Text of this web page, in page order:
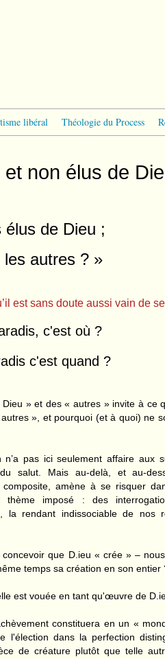
libéral Théologie du Process
non élus de
élus de Dieu ;
autres ? »
est sans doute aussi vain de
c'est où ?
c'est quand ?
» et des « autres » invite à ce
», et pourquoi (et à quoi) ne
n’a pas ici seulement affaire aux
salut. Mais au-delà, et au-
amène à se risquer
thème imposé : des
la rendant indissociable de nos
concevoir que D.ieu « crée » –
temps sa création en son entier
est vouée en tant qu'œuvre de
constituera en un «
l'élection dans la perfection
de créature plutôt que telle